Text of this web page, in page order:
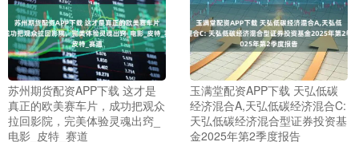
苏州期货配资APP下载 这才是
真正的欧美赛车片，成功把观众
拉回影院，完美体验灵魂出窍_
电影_皮特_赛道
玉满堂配资APP下载 天弘低碳
经济混合A,天弘低碳经济混合C:
天弘低碳经济混合型证券投资基
金2025年第2季度报告